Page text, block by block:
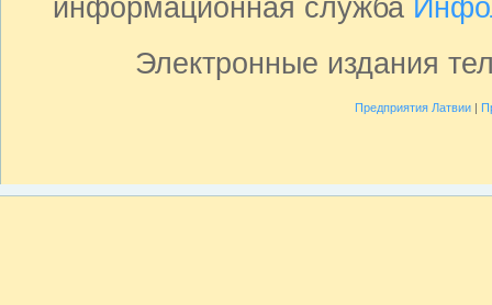
информационная служба
Электронные издания
Предприятия Латвии|